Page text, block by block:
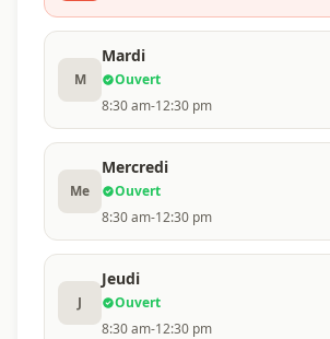
M
Mardi
Ouvert
8:30 am-12:30 pm
Me
Mercredi
Ouvert
8:30 am-12:30 pm
J
Jeudi
Ouvert
8:30 am-12:30 pm